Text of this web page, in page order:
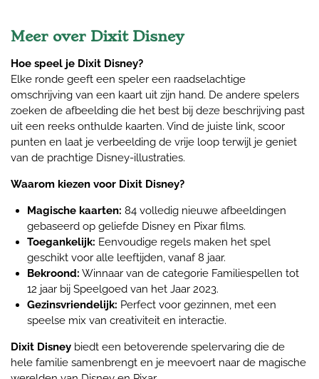
Meer over Dixit Disney
Hoe speel je Dixit Disney?
Elke ronde geeft een speler een raadselachtige
omschrijving van een kaart uit zijn hand. De andere spelers
zoeken de afbeelding die het best bij deze beschrijving past
uit een reeks onthulde kaarten. Vind de juiste link, scoor
punten en laat je verbeelding de vrije loop terwijl je geniet
van de prachtige Disney-illustraties.
Waarom kiezen voor Dixit Disney?
Magische kaarten: 84 volledig nieuwe afbeeldingen
gebaseerd op geliefde Disney en Pixar films.
Toegankelijk: Eenvoudige regels maken het spel
geschikt voor alle leeftijden, vanaf 8 jaar.
Bekroond: Winnaar van de categorie Familiespellen tot
12 jaar bij Speelgoed van het Jaar 2023.
Gezinsvriendelijk: Perfect voor gezinnen, met een
speelse mix van creativiteit en interactie.
Dixit Disney biedt een betoverende spelervaring die de
hele familie samenbrengt en je meevoert naar de magische